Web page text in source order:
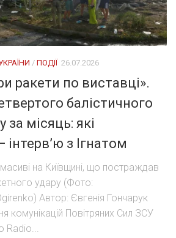
/ ПОДІЇ 26.07.2026
ракети по виставці».
балістичного
за місяць: які
з Ігнатом
на Київщині, що постраждав
удару (Фото:
Автор: Євгенія Гончарук
комунікацій Повітряних Сил ЗСУ
Radio...